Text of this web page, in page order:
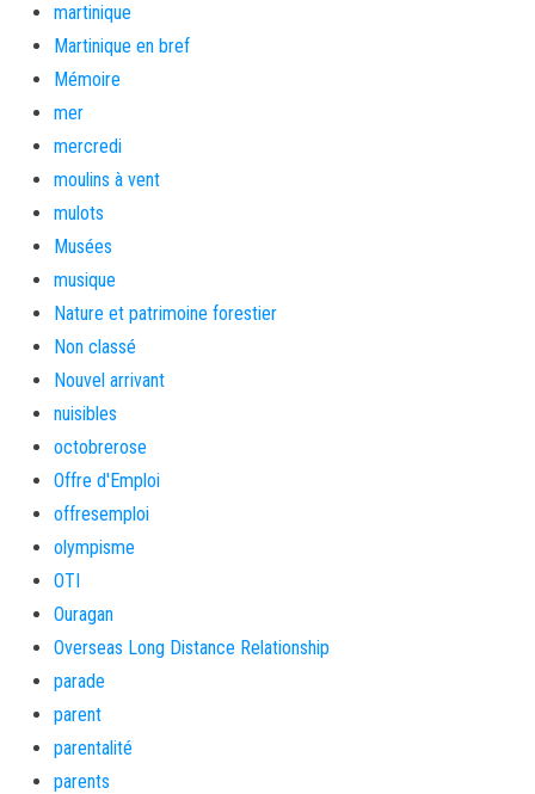
martinique
Martinique en bref
Mémoire
mer
mercredi
moulins à vent
mulots
Musées
musique
Nature et patrimoine forestier
Non classé
Nouvel arrivant
nuisibles
octobrerose
Offre d'Emploi
offresemploi
olympisme
OTI
Ouragan
Overseas Long Distance Relationship
parade
parent
parentalité
parents